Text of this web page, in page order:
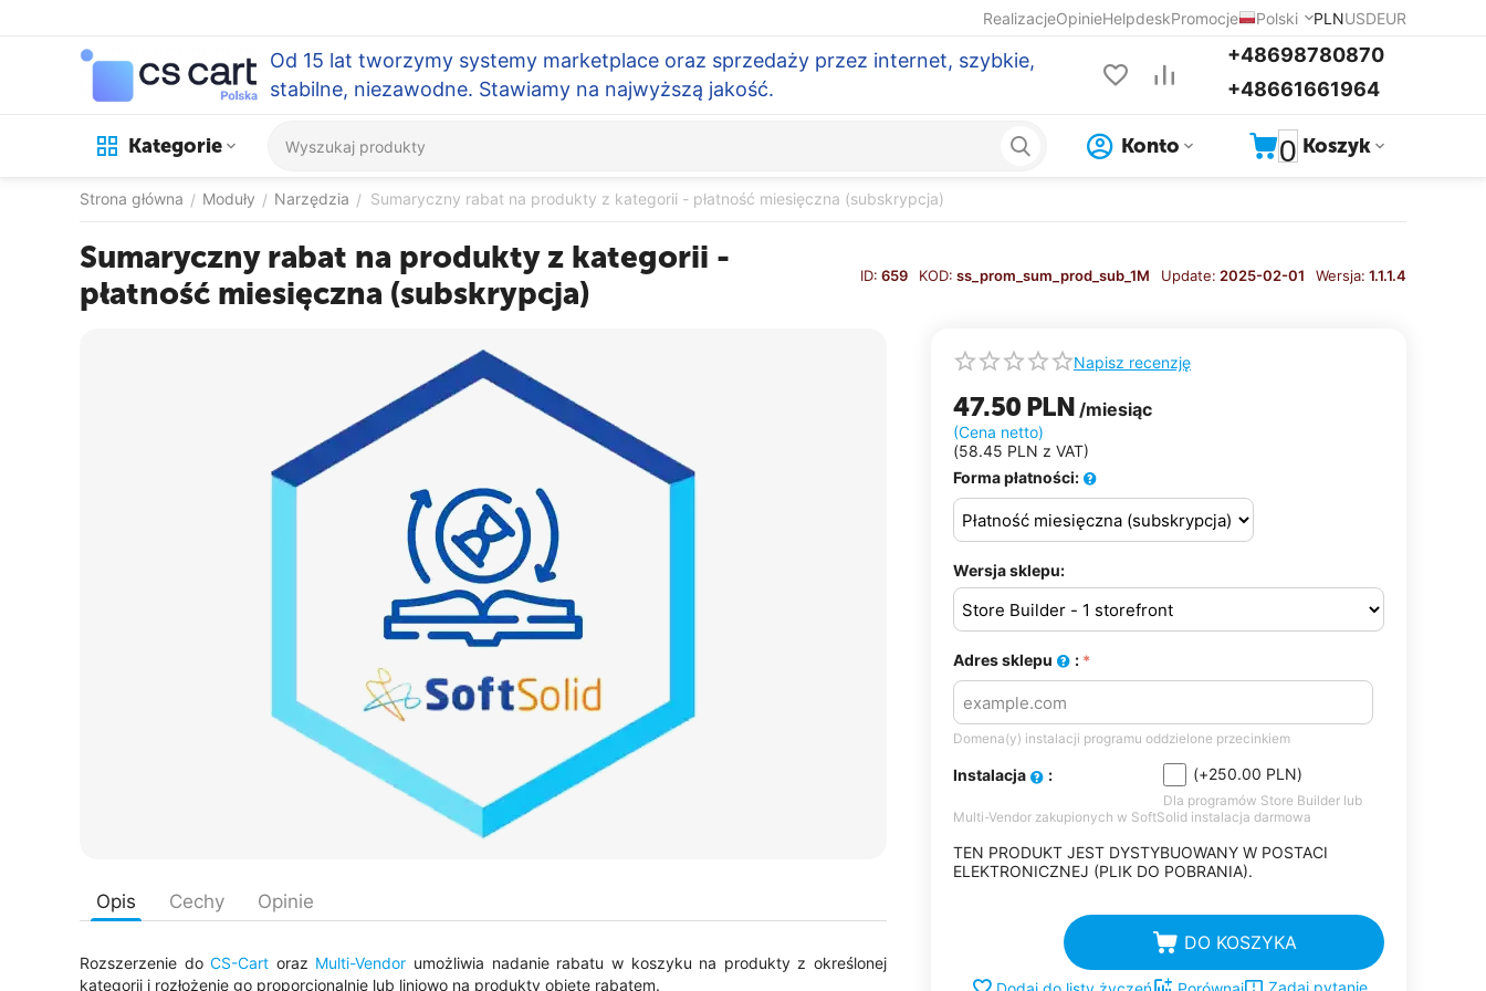
RealizacjeOpinieHelpdeskPromocje Polski PLNUSDEUR
Od 15 lat tworzymy systemy marketplace oraz sprzedaży przez internet, szybkie,
stabilne, niezawodne. Stawiamy na najwyższą jakość.
+48698780870
+48661661964
Kategorie 0 Koszyk
Konto
Strona główna / Moduły / Narzędzia / Sumaryczny rabat na produkty z kategorii - płatność miesięczna (subskrypcja)
Sumaryczny rabat na produkty z kategorii -
płatność miesięczna (subskrypcja)
ID: 659 KOD: ss_prom_sum_prod_sub_1M Update: 2025-02-01 Wersja: 1.1.1.4
Napisz recenzję
47.50 PLN /miesiąc
(Cena netto)
(58.45 PLN z VAT)
Forma płatności:
Wersja sklepu:
Adres sklepu :
Domena(y) instalacji programu oddzielone przecinkiem
Instalacja : (+250.00 PLN)
Dla programów Store Builder lub
Multi-Vendor zakupionych w SoftSolid instalacja darmowa
TEN PRODUKT JEST DYSTYBUOWANY W POSTACI
ELEKTRONICZNEJ (PLIK DO POBRANIA).
DO KOSZYKA
Zadaj pytanie
Opis Cechy Opinie
Rozszerzenie doCS-Cart oraz Multi-Vendor umożliwia nadanie rabatu w koszyku na produkty z określonej
kategorii i rozłożenie go proporcjonalnie lub liniowo na produkty objęte rabatem.